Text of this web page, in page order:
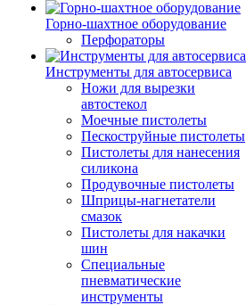
Горно-шахтное оборудование
Перфораторы
Инструменты для автосервиса
Ножи для вырезки
автостекол
Моечные пистолеты
Пескоструйные пистолеты
Пистолеты для нанесения
силикона
Продувочные пистолеты
Шприцы-нагнетатели
смазок
Пистолеты для накачки
шин
Специальные
пневматические
инструменты